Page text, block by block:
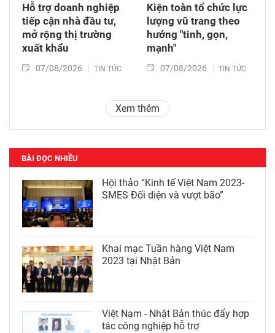
Hỗ trợ doanh nghiệp
tiếp cận nhà đầu tư,
mở rộng thị trường
xuất khẩu
07/08/2026 TIN TỨC
Kiện toàn tổ chức lực
lượng vũ trang theo
hướng "tinh, gọn,
mạnh"
07/08/2026 TIN TỨC
Xem thêm
BÀI ĐỌC NHIỀU
Hội thảo “Kinh tế Việt Nam 2023-
SMES Đối diện và vượt bão”
Khai mạc Tuần hàng Việt Nam
2023 tại Nhật Bản
Việt Nam - Nhật Bản thúc đẩy hợp
tác công nghiệp hỗ trợ